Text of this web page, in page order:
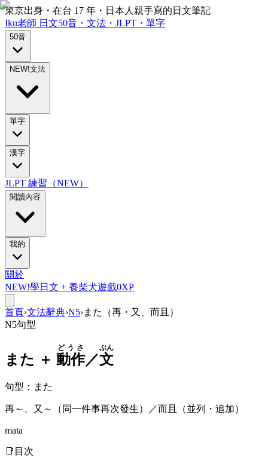
東京出身・在台 17 年・日本人親手寫的日文筆記
Iku老師 日文50音・文法・JLPT・單字
50音
NEW!文法
單字
漢字
JLPT 練習（NEW）
閱讀內容
我的
關於
NEW!學日文 + 養柴犬遊戲0XP
首頁›文法辭典›N5›また（再・又、而且）
N5句型
また ＋ 動作
どうさ
／文
ぶん
句型 ： また
再～、又～（同一件事再次發生）／而且（並列・追加）
mata
📑 目次